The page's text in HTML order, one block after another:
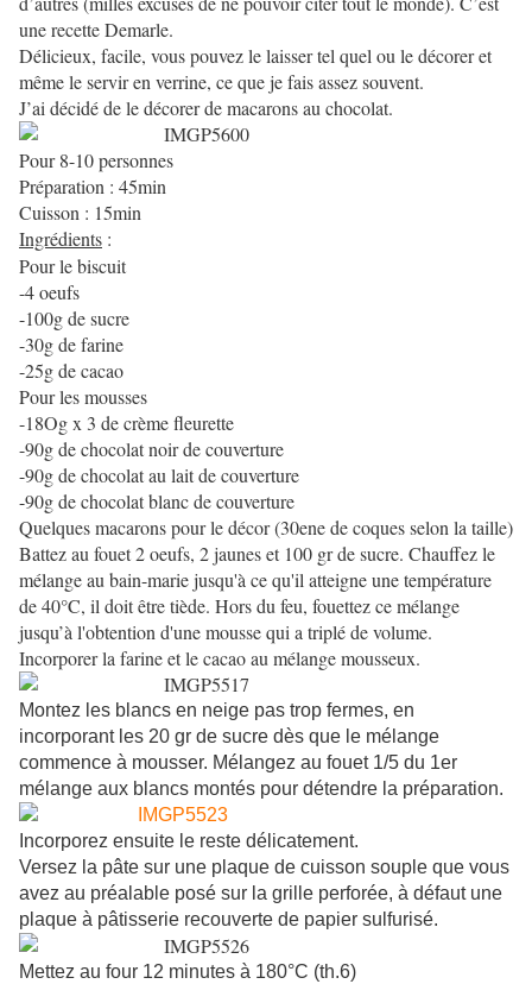
une recette Demarle.
Délicieux, facile, vous pouvez le laisser tel quel ou le décorer et
même le servir en verrine, ce que je fais assez souvent.
J’ai décidé de le décorer de macarons au chocolat.
Pour 8-10 personnes
Préparation : 45min
Cuisson : 15min
Ingrédients :
Pour le biscuit
-4 oeufs
-100g de sucre
-30g de farine
-25g de cacao
Pour les mousses
-18Og x 3 de crème fleurette
-90g de chocolat noir de couverture
-90g de chocolat au lait de couverture
-90g de chocolat blanc de couverture
Quelques macarons pour le décor (30ene de coques selon la taille)
Battez au fouet 2 oeufs, 2 jaunes et 100 gr de sucre. Chauffez le
mélange au bain-marie jusqu'à ce qu'il atteigne une température
de 40°C, il doit être tiède. Hors du feu, fouettez ce mélange
jusqu’à l'obtention d'une mousse qui a triplé de volume.
Incorporer la farine et le cacao au mélange mousseux.
Montez les blancs en neige pas trop fermes, en
incorporant les 20 gr de sucre dès que le mélange
commence à mousser. Mélangez au fouet 1/5 du 1er
mélange aux blancs montés pour détendre la préparation.
Incorporez ensuite le reste délicatement.
Versez la pâte sur une plaque de cuisson souple que vous
avez au préalable posé sur la grille perforée, à défaut une
plaque à pâtisserie recouverte de papier sulfurisé.
Mettez au four 12 minutes à 180°C (th.6)